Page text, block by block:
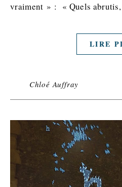
vraiment » : « Quels
LIRE
Chloé Auffray